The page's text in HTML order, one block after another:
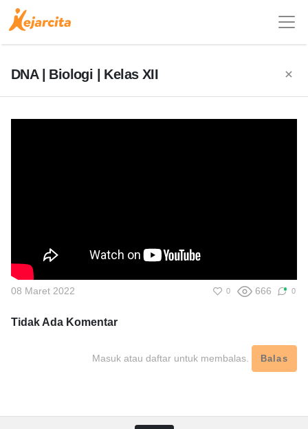
DNA | Biologi | Kelas XII
08 Maret 2022 0 666 0
Tidak Ada Komentar
Masuk atau daftar untuk membalas. Balas